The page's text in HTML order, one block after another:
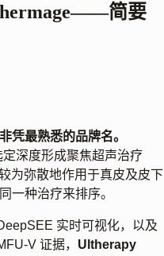
简要
凭最熟悉的品牌名。
深度形成聚焦超声治疗
为弥散地作用于真皮及皮下
一种治疗来排序。
实时可视化，以及
V 证据， Ultherapy